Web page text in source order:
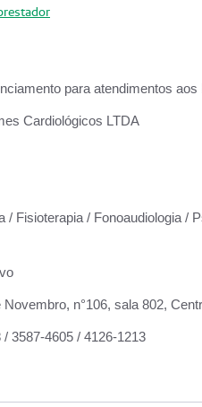
para atendimentos aos
Cardiológicos LTDA
/ Fisioterapia / Fonoaudiologia /
Novembro, n°106, sala 802,
/ 3587-4605 / 4126-1213